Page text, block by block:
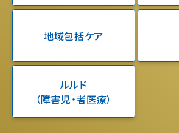
地域包括ケア
ルルド
（障害児・者医療）